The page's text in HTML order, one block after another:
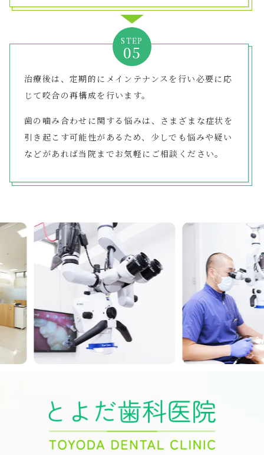
STEP
治療後は、定期的にメインテナンスを行い必要に応
じて咬合の再構成を行います。
歯の噛み合わせに関する悩みは、さまざまな症状を
引き起こす可能性があるため、少しでも悩みや疑い
などがあれば当院までお気軽にご相談ください。